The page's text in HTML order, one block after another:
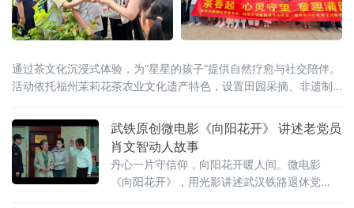
通过茶文化沉浸式体验，为“星星的孩子”提供自然疗愈与社交陪伴。
活动依托福州茉莉花茶农业文化遗产特色，设置田园采摘、非遗制
花；在茶馆，
武铁原创微电影《向阳花开》 讲述老党员
肖文智动人故事
丹心一片守信仰，向阳花开暖人间。微电影
《向阳花开》，用光影讲述武汉铁路退休党